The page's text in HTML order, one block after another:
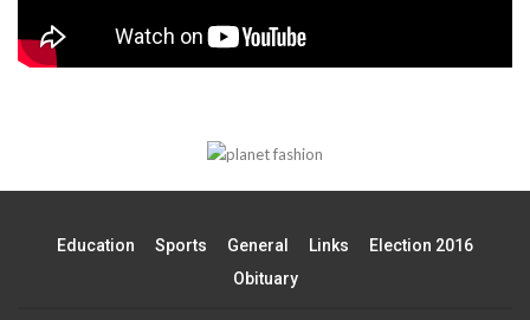
Education Sports General Links
Election 2016
Obituary